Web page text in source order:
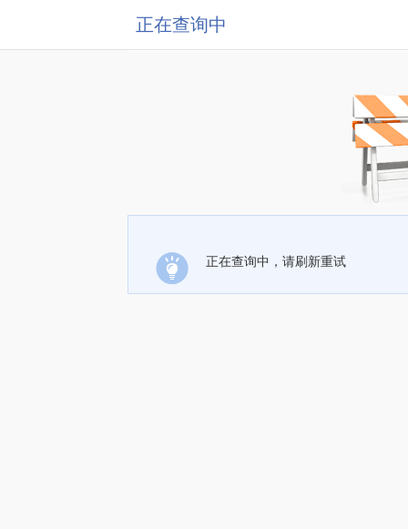
正在查询中
正在查询中，请刷新重试